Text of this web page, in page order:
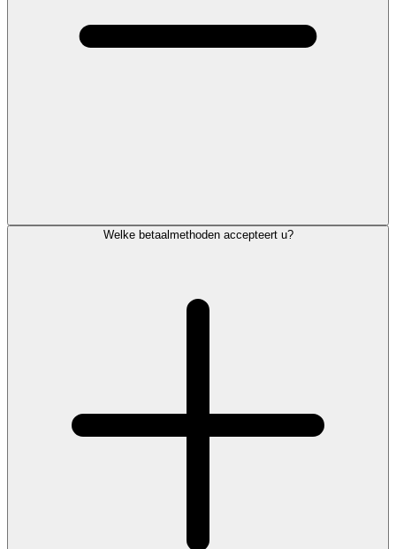
Welke betaalmethoden accepteert u?